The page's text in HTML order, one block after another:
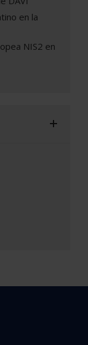
en la
NIS2 en